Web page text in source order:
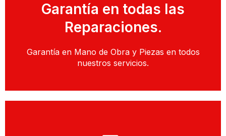
Garantía en todas las
Reparaciones.
Garantía en Mano de Obra y Piezas en todos
nuestros servicios.
Reparación de Lavadoras
Llamar y Solicitar Técnico